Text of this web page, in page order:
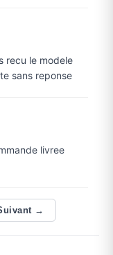
recu le modele
sans reponse
livree
→